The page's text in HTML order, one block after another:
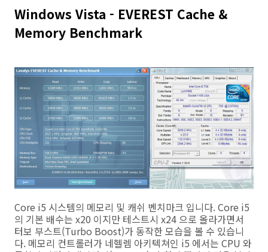
Windows Vista - EVEREST Cache &
Memory Benchmark
Core i5 시스템의 메모리 및 캐쉬 벤치마크 입니다. Core i5
의 기본 배수는 x20 이지만 테스트시 x24 으로 올라가면서
터보 부스트(Turbo Boost)가 동작한 모습을 볼 수 있습니
다. 메모리 컨트롤러가 네헬렘 아키텍쳐인 i5 에서는 CPU 와